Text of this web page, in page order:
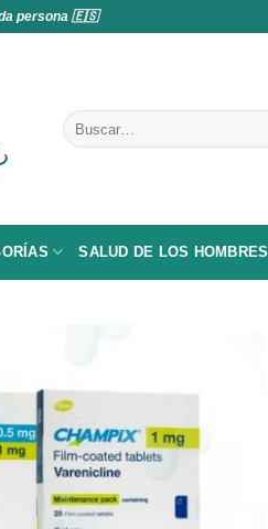
persona 🇪🇸
Buscar
por:
SALUD DE LOS HOMBRES